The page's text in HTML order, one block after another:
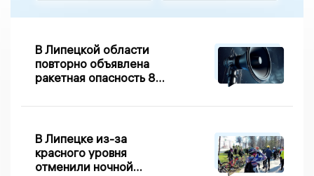
В Липецкой области
повторно объявлена
ракетная опасность 8
В Липецке из-за
красного уровня
отменили ночной